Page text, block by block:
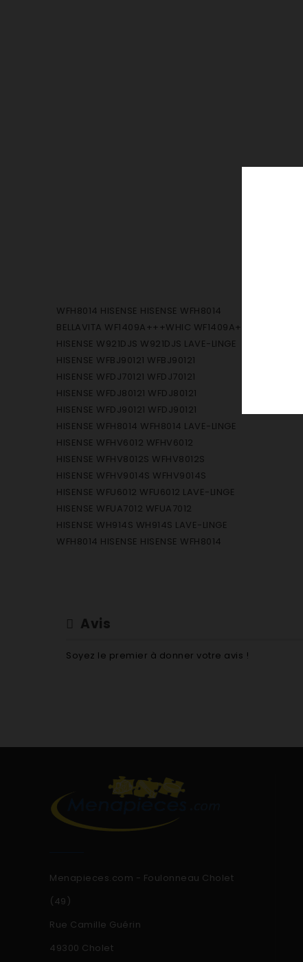
WFH8014 HISENSE HISENSE WFH8014
BELLAVITA WF1409A+++WHIC WF1409A+++WHIC
HISENSE W921DJS W921DJS LAVE-LINGE
HISENSE WFBJ90121 WFBJ90121
HISENSE WFDJ70121 WFDJ70121
HISENSE WFDJ80121 WFDJ80121
HISENSE WFDJ90121 WFDJ90121
HISENSE WFH8014 WFH8014 LAVE-LINGE
HISENSE WFHV6012 WFHV6012
HISENSE WFHV8012S WFHV8012S
HISENSE WFHV9014S WFHV9014S
HISENSE WFU6012 WFU6012 LAVE-LINGE
HISENSE WFUA7012 WFUA7012
HISENSE WH914S WH914S LAVE-LINGE
WFH8014 HISENSE HISENSE WFH8014
Avis
Soyez le premier à donner votre avis !
Menapieces.com - Foulonneau Cholet
(49)
Rue Camille Guérin
49300 Cholet